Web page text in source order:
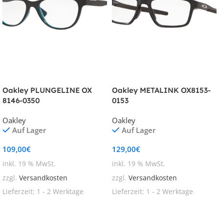
Oakley PLUNGELINE OX
8146-0350
Oakley
Auf Lager
109,00€
inkl. 19 % MwSt.
zzgl. Versandkosten
Lieferzeit: 1 - 2 Werktage
Oakley METALINK OX8153-
0153
Oakley
Auf Lager
129,00€
inkl. 19 % MwSt.
zzgl. Versandkosten
Lieferzeit: 1 - 2 Werktage